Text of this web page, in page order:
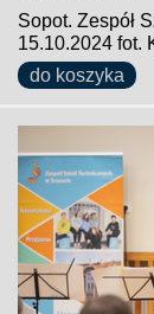
Sopot. Zespół
15.10.2024 fot.
do koszyka